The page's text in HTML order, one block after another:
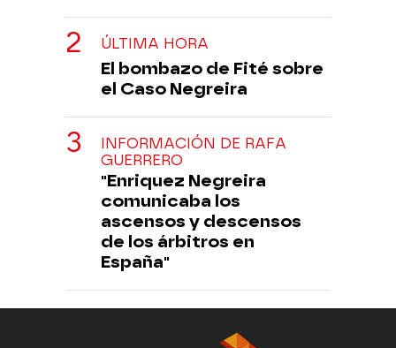
ÚLTIMA HORA
El bombazo de Fité sobre
el Caso Negreira
INFORMACIÓN DE RAFA
GUERRERO
"Enriquez Negreira
comunicaba los
ascensos y descensos
de los árbitros en
España"